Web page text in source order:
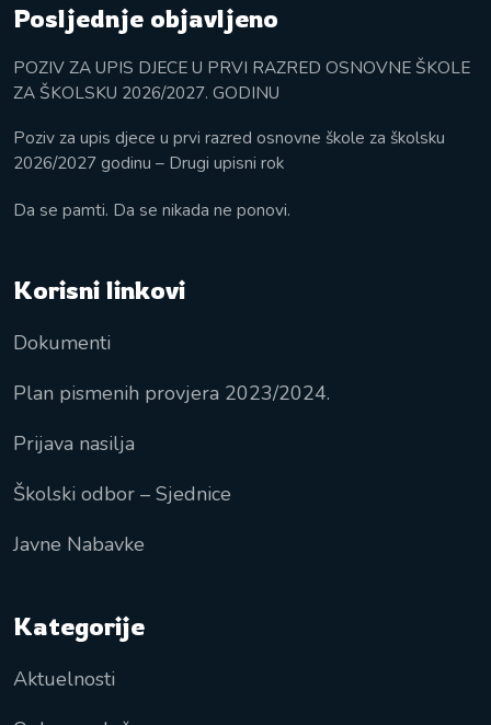
Posljednje objavljeno
POZIV ZA UPIS DJECE U PRVI RAZRED OSNOVNE ŠKOLE
ZA ŠKOLSKU 2026/2027. GODINU
Poziv za upis djece u prvi razred osnovne škole za školsku
2026/2027 godinu – Drugi upisni rok
Da se pamti. Da se nikada ne ponovi.
Korisni linkovi
Dokumenti
Plan pismenih provjera 2023/2024.
Prijava nasilja
Školski odbor – Sjednice
Javne Nabavke
Kategorije
Aktuelnosti